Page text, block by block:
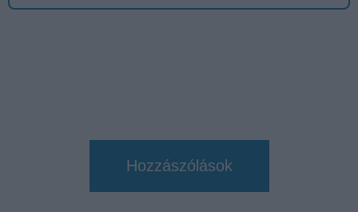
Hozzászólások